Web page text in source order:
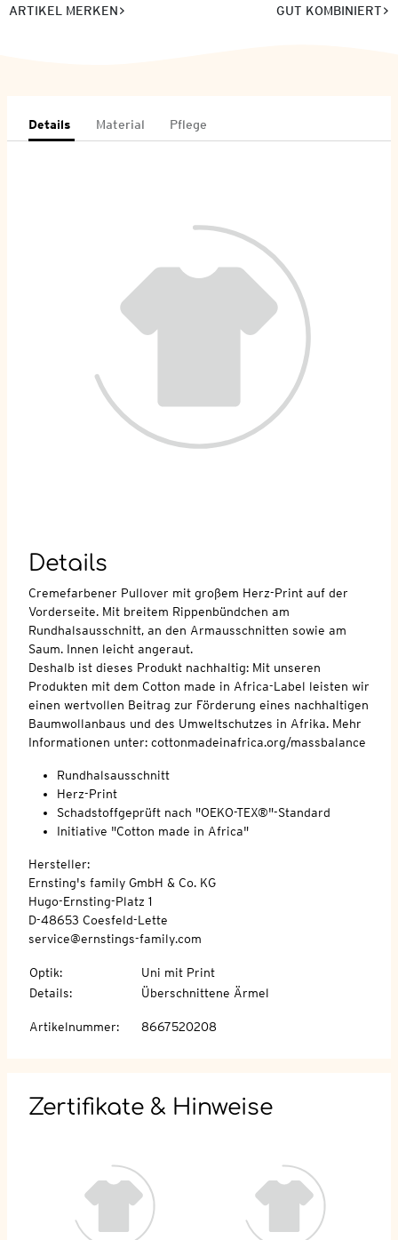
ARTIKEL MERKEN GUT KOMBINIERT
Details Material Pflege
Details
Cremefarbener Pullover mit großem Herz-Print auf der
Vorderseite. Mit breitem Rippenbündchen am
Rundhalsausschnitt, an den Armausschnitten sowie am
Saum. Innen leicht angeraut.
Deshalb ist dieses Produkt nachhaltig: Mit unseren
Produkten mit dem Cotton made in Africa-Label leisten wir
einen wertvollen Beitrag zur Förderung eines nachhaltigen
Baumwollanbaus und des Umweltschutzes in Afrika. Mehr
Informationen unter: cottonmadeinafrica.org/massbalance
Rundhalsausschnitt
Herz-Print
Schadstoffgeprüft nach "OEKO-TEX®"-Standard
Initiative "Cotton made in Africa"
Hersteller:
Ernsting's family GmbH & Co. KG
Hugo-Ernsting-Platz 1
D-48653 Coesfeld-Lette
service@ernstings-family.com
Optik:
Uni mit Print
Details: Überschnittene Ärmel
Artikelnummer: 8667520208
Zertifikate & Hinweise